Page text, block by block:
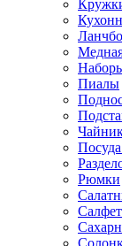
Пиалы
Рюмки